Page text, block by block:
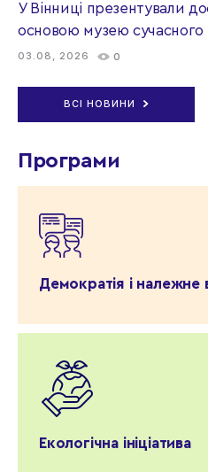
У Вінниці презентували
основою музею сучасного
03.08, 2026 0
ВСІ НОВИНИ
Програми
Демократія і належне
Екологічна ініціатива